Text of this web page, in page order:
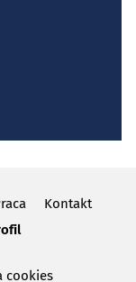
Kontakt
cookies